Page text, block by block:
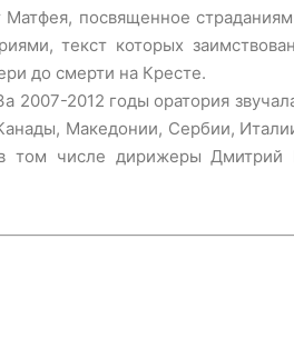
посвященное
текст которых
до смерти на Кресте.
2012 годы оратория
Македонии, Сербии,
том числе дирижеры Дмитрий